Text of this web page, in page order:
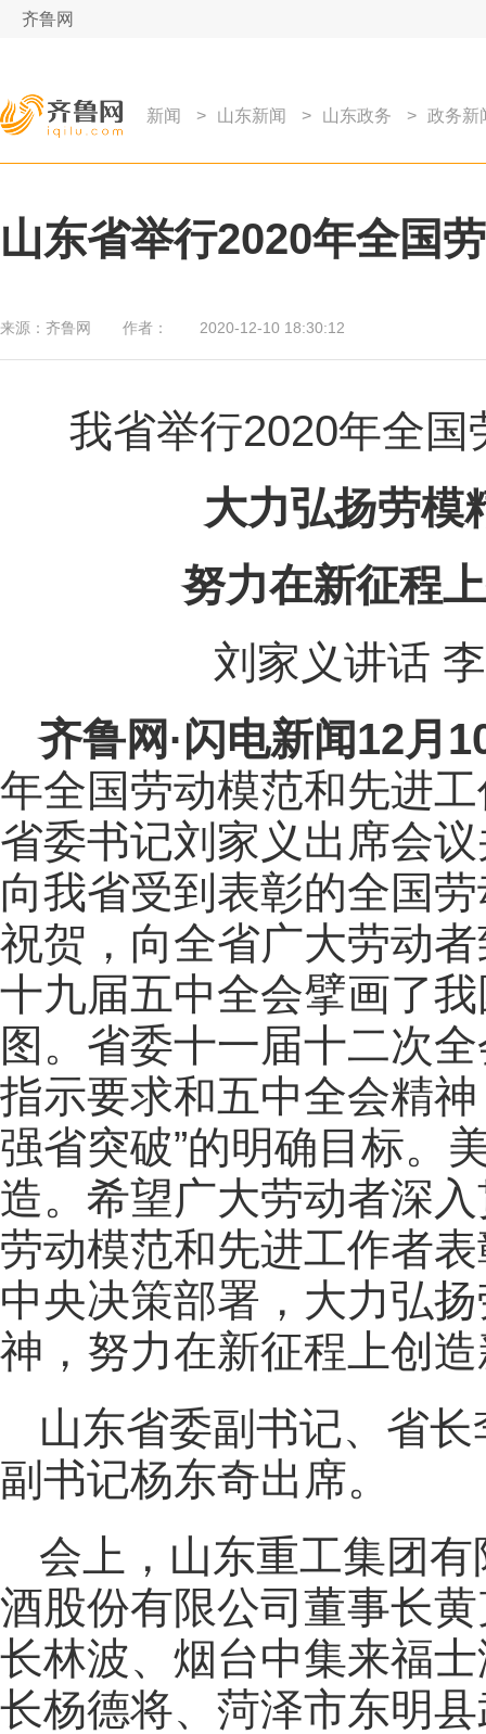
齐鲁网
新闻 > 山东新闻 > 山东政务 > 政务新
山东省举行2020年全国
来源： 齐鲁网 作者： 2020-12-10 18:30:12
我省举行2020年全
大力弘扬劳模
努力在新征程
刘家义讲话
齐鲁网 ·闪电新闻12月
年全国劳动模范和先进
省委书记刘家义出席会
向我省受到表彰的全国
祝贺，向全省广大劳动
十九届五中全会擘画了
图。省委十一届十二次
指示要求和五中全会精神
强省突破”的明确目标。
造。希望广大劳动者深
劳动模范和先进工作者
中央决策部署，大力弘
神，努力在新征程上创
山东省委副书记、省
副书记杨东奇出席。
会上，山东重工集团
酒股份有限公司董事长
长林波、烟台中集来福
长杨德将、菏泽市东明